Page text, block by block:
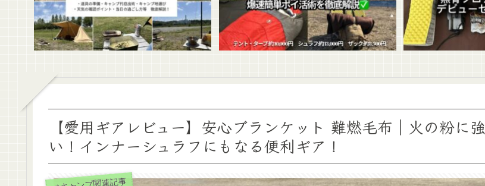
【愛用ギアレビュー】安心ブランケット 難燃毛布｜火の粉に強
い！インナーシュラフにもなる便利ギア！